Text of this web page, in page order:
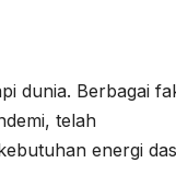
dunia. Berbagai
telah
energi